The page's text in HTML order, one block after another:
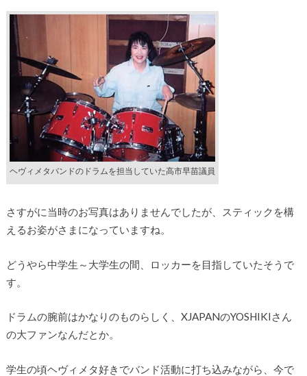
ヘヴィメタバンドのドラムを担当していた高市早苗議員
さすがに当時のお写真はありませんでしたが、スティックを構
えるお姿がさまになっていますね。
どうやら中学生～大学生の間、ロッカーを目指していたそうで
す。
ドラムの腕前はかなりのものらしく、XJAPANのYOSHIKIさん
の大ファンなんだとか。
学生の頃ヘヴィメタ好きでバンド活動に打ち込みながら、今で